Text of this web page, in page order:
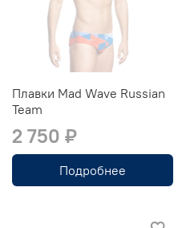
Плавки Mad Wave Russian
Team
2 750 ₽
Подробнее